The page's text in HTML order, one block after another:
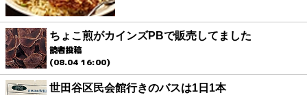
ちょこ煎がカインズPBで販売してました
読者投稿
(08.04 16:00)
世田谷区民会館行きのバスは1日1本